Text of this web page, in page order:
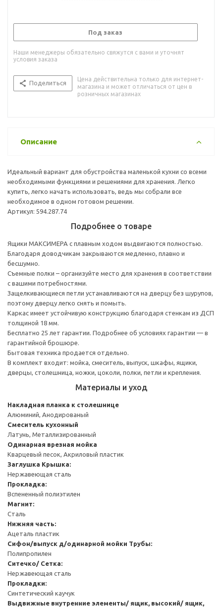
Под заказ
Наши менеджеры обязательно свяжутся с вами и уточнят
условия заказа
Поделиться
Цена действительна только для интернет-
магазина и может отличаться от цен в
розничных магазинах
Описание
Идеальный вариант для обустройства маленькой кухни со всеми
необходимыми функциями и решениями для хранения. Легко
купить, легко начать использовать, ведь мы собрали все
необходимое в одном готовом решении.
Артикул: 594.287.74
Подробнее о товаре
Ящики МАКСИМЕРА с плавным ходом выдвигаются полностью.
Благодаря доводчикам закрываются медленно, плавно и
бесшумно.
Съемные полки – организуйте место для хранения в соответствии
с вашими потребностями.
Защелкивающиеся петли устанавливаются на дверцу без шурупов,
поэтому дверцу легко снять и помыть.
Каркас имеет устойчивую конструкцию благодаря стенкам из ДСП
толщиной 18 мм.
Бесплатно 25 лет гарантии. Подробнее об условиях гарантии — в
гарантийной брошюре.
Бытовая техника продается отдельно.
В комплект входит: мойка, смеситель, выпуск, шкафы, ящики,
дверцы, столешница, ножки, цоколи, полки, петли и крепления.
Материалы и уход
Накладная планка к столешнице
Алюминий, Анодированый
Смеситель кухонный
Латунь, Металлизированный
Одинарная врезная мойка
Кварцевый песок, Акриловый пластик
Заглушка Крышка:
Нержавеющая сталь
Прокладка:
Вспененный полиэтилен
Магнит:
Сталь
Нижняя часть:
Ацеталь пластик
Сифон/выпуск д/одинарной мойки Трубы:
Полипропилен
Ситечко/ Сетка:
Нержавеющая сталь
Прокладки:
Синтетический каучук
Выдвижные внутренние элементы/ ящик, высокий/ ящик,